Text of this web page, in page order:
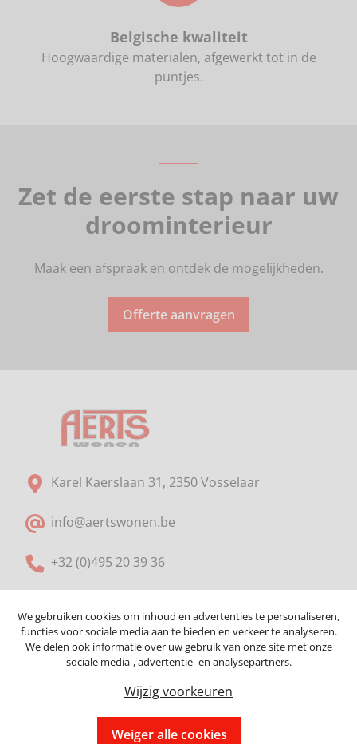
Belgische kwaliteit
Hoogwaardige materialen, afgewerkt tot in de
puntjes.
Zet de eerste stap naar uw
droominterieur
Maak een afspraak en ontdek de mogelijkheden.
Offerte aanvragen
Karel Kaerslaan 31, 2350 Vosselaar
info@aertswonen.be
+32 (0)495 20 39 36
Sitemap
We gebruiken cookies om inhoud en advertenties te personaliseren,
functies voor sociale media aan te bieden en verkeer te analyseren.
We delen ook informatie over uw gebruik van onze site met onze
sociale media-, advertentie- en analysepartners.
Wijzig voorkeuren
Weiger alle cookies